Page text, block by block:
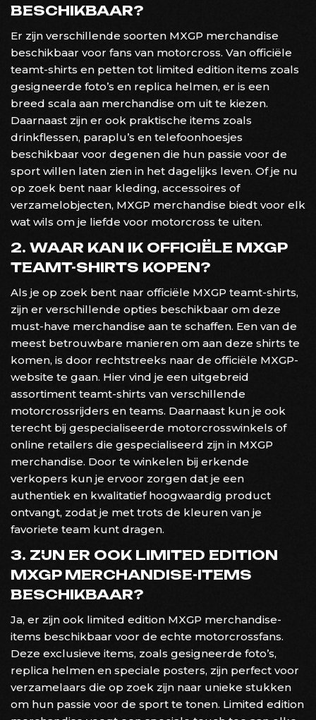
BESCHIKBAAR?
Er zijn verschillende soorten MXGP merchandise
beschikbaar voor fans van motorcross. Van officiële
teamt-shirts en petten tot limited edition items zoals
gesigneerde foto’s en replica helmen, er is een
breed scala aan merchandise om uit te kiezen.
Daarnaast zijn er ook praktische items zoals
drinkflessen, paraplu’s en telefoonhoesjes
beschikbaar voor degenen die hun passie voor de
sport willen laten zien in het dagelijks leven. Of je nu
op zoek bent naar kleding, accessoires of
verzamelobjecten, MXGP merchandise biedt voor elk
wat wils om je liefde voor motorcross te uiten.
2. WAAR KAN IK OFFICIËLE MXGP
TEAMT-SHIRTS KOPEN?
Als je op zoek bent naar officiële MXGP teamt-shirts,
zijn er verschillende opties beschikbaar om deze
must-have merchandise aan te schaffen. Een van de
meest betrouwbare manieren om aan deze shirts te
komen, is door rechtstreeks naar de officiële MXGP-
website te gaan. Hier vind je een uitgebreid
assortiment teamt-shirts van verschillende
motorcrossrijders en teams. Daarnaast kun je ook
terecht bij gespecialiseerde motorcrosswinkels of
online retailers die gespecialiseerd zijn in MXGP
merchandise. Door te winkelen bij erkende
verkopers kun je ervoor zorgen dat je een
authentiek en kwalitatief hoogwaardig product
ontvangt, zodat je met trots de kleuren van je
favoriete team kunt dragen.
3. ZIJN ER OOK LIMITED EDITION
MXGP MERCHANDISE-ITEMS
BESCHIKBAAR?
Ja, er zijn ook limited edition MXGP merchandise-
items beschikbaar voor de echte motorcrossfans.
Deze exclusieve items, zoals gesigneerde foto’s,
replica helmen en speciale posters, zijn perfect voor
verzamelaars die op zoek zijn naar unieke stukken
om hun passie voor de sport te tonen. Limited edition